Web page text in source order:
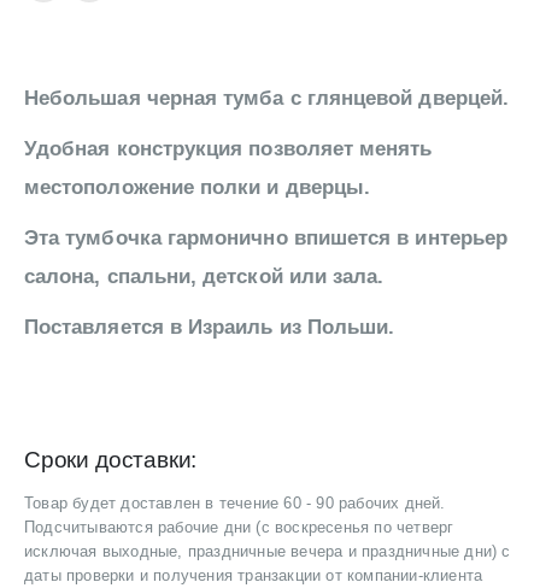
Небольшая черная тумба с глянцевой дверцей.
Удобная конструкция позволяет менять
местоположение полки и дверцы.
Эта тумбочка гармонично впишется в интерьер
салона, спальни, детской или зала.
Поставляется в Израиль из Польши.
Сроки доставки:
Товар будет доставлен в течение 60 - 90 рабочих дней.
Подсчитываются рабочие дни (с воскресенья по четверг
исключая выходные, праздничные вечера и праздничные дни) с
даты проверки и получения транзакции от компании-клиента